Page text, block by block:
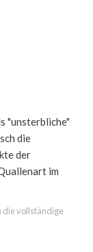
"unsterbliche"
die
der
im
die vollständige